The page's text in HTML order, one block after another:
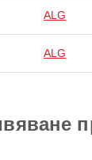
ALG
ALG